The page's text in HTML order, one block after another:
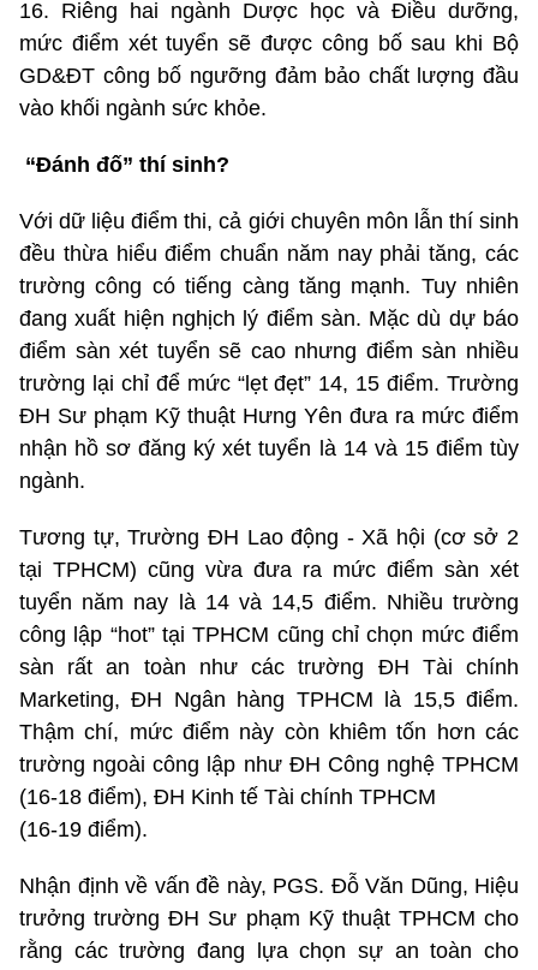
16. Riêng hai ngành Dược học và Điều dưỡng,
mức điểm xét tuyển sẽ được công bố sau khi Bộ
GD&ĐT công bố ngưỡng đảm bảo chất lượng đầu
vào khối ngành sức khỏe.
“Đánh đố” thí sinh?
Với dữ liệu điểm thi, cả giới chuyên môn lẫn thí sinh
đều thừa hiểu điểm chuẩn năm nay phải tăng, các
trường công có tiếng càng tăng mạnh. Tuy nhiên
đang xuất hiện nghịch lý điểm sàn. Mặc dù dự báo
điểm sàn xét tuyển sẽ cao nhưng điểm sàn nhiều
trường lại chỉ để mức “lẹt đẹt” 14, 15 điểm. Trường
ĐH Sư phạm Kỹ thuật Hưng Yên đưa ra mức điểm
nhận hồ sơ đăng ký xét tuyển là 14 và 15 điểm tùy
ngành.
Tương tự, Trường ĐH Lao động - Xã hội (cơ sở 2
tại TPHCM) cũng vừa đưa ra mức điểm sàn xét
tuyển năm nay là 14 và 14,5 điểm. Nhiều trường
công lập “hot” tại TPHCM cũng chỉ chọn mức điểm
sàn rất an toàn như các trường ĐH Tài chính
Marketing, ĐH Ngân hàng TPHCM là 15,5 điểm.
Thậm chí, mức điểm này còn khiêm tốn hơn các
trường ngoài công lập như ĐH Công nghệ TPHCM
(16-18 điểm), ĐH Kinh tế Tài chính TPHCM
(16-19 điểm).
Nhận định về vấn đề này, PGS. Đỗ Văn Dũng, Hiệu
trưởng trường ĐH Sư phạm Kỹ thuật TPHCM cho
rằng các trường đang lựa chọn sự an toàn cho